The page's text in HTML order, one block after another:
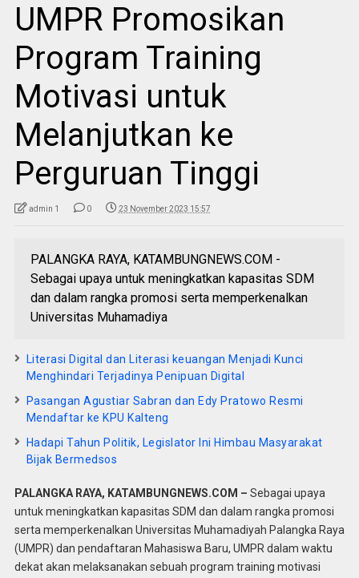
UMPR Promosikan
Program Training
Motivasi untuk
Melanjutkan ke
Perguruan Tinggi
admin 1 0 23 November 2023 15:57
PALANGKA RAYA, KATAMBUNGNEWS.COM -
Sebagai upaya untuk meningkatkan kapasitas SDM
dan dalam rangka promosi serta memperkenalkan
Universitas Muhamadiya
Literasi Digital dan Literasi keuangan Menjadi Kunci
Menghindari Terjadinya Penipuan Digital
Pasangan Agustiar Sabran dan Edy Pratowo Resmi
Mendaftar ke KPU Kalteng
Hadapi Tahun Politik, Legislator Ini Himbau Masyarakat
Bijak Bermedsos
PALANGKA RAYA, KATAMBUNGNEWS.COM – Sebagai upaya
untuk meningkatkan kapasitas SDM dan dalam rangka promosi
serta memperkenalkan Universitas Muhamadiyah Palangka Raya
(UMPR) dan pendaftaran Mahasiswa Baru, UMPR dalam waktu
dekat akan melaksanakan sebuah program training motivasi